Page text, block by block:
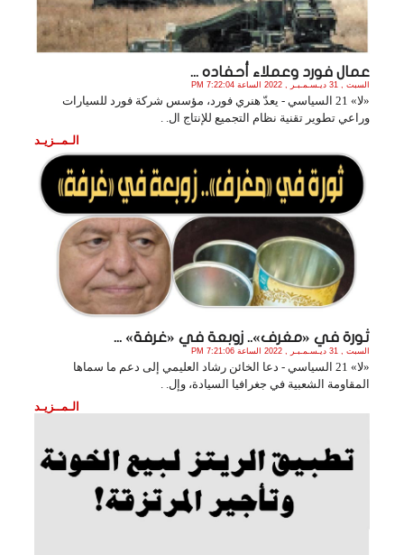
عمال فورد وعملاء أحفاده ...
السبت , 31 ديـسـمـبـر , 2022 الساعة 7:22:04 PM
«لا» 21 السياسي - يعدّ هنري فورد، مؤسس شركة فورد للسيارات
وراعي تطوير تقنية نظام التجميع للإنتاج ال. .
الـمــزيـد
ثورة في «مغرف».. زوبعة في «غرفة» ...
السبت , 31 ديـسـمـبـر , 2022 الساعة 7:21:06 PM
«لا» 21 السياسي - دعا الخائن رشاد العليمي إلى دعم ما سماها
المقاومة الشعبية في جغرافيا السيادة، وإل. .
الـمــزيـد